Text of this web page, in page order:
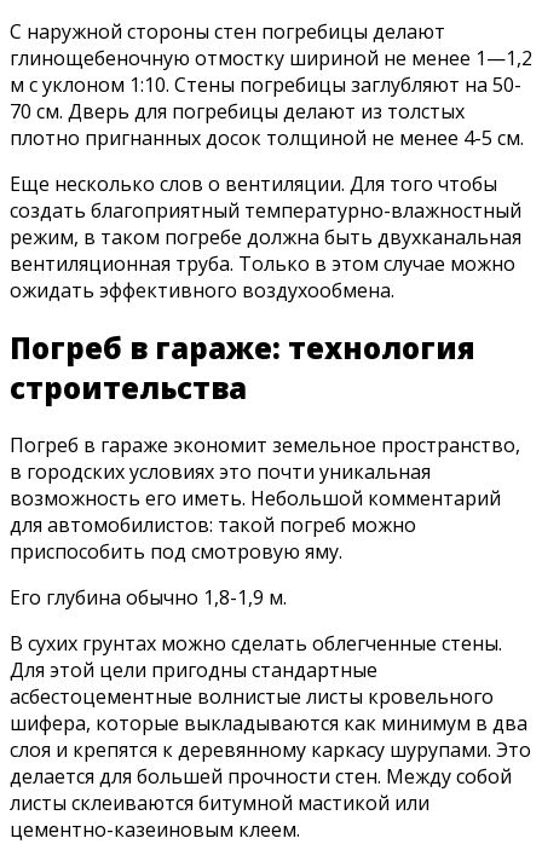
С наружной стороны стен погребицы делают
глинощебеночную отмостку шириной не менее 1—1,2
м с уклоном 1:10. Стены погребицы заглубляют на 50-
70 см. Дверь для погребицы делают из толстых
плотно пригнанных досок толщиной не менее 4-5 см.
Еще несколько слов о вентиляции. Для того чтобы
создать благоприятный температурно-влажностный
режим, в таком погребе должна быть двухканальная
вентиляционная труба. Только в этом случае можно
ожидать эффективного воздухообмена.
Погреб в гараже: технология
строительства
Погреб в гараже экономит земельное пространство,
в городских условиях это почти уникальная
возможность его иметь. Небольшой комментарий
для автомобилистов: такой погреб можно
приспособить под смотровую яму.
Его глубина обычно 1,8-1,9 м.
В сухих грунтах можно сделать облегченные стены.
Для этой цели пригодны стандартные
асбестоцементные волнистые листы кровельного
шифера, которые выкладываются как минимум в два
слоя и крепятся к деревянному каркасу шурупами. Это
делается для большей прочности стен. Между собой
листы склеиваются битумной мастикой или
цементно-казеиновым клеем.